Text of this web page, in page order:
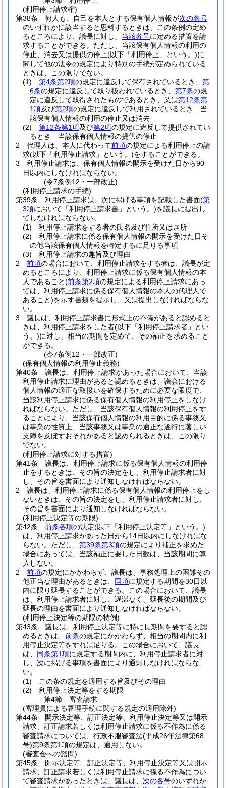
(利用停止請求権)
第38条
何人も、自己を本人とする保有個人情報が次の各号
のいずれかに該当すると思料するときは、この条例の定め
るところにより、議長に対し、 当該各号に定める措置を請
求することができる。 ただし、当該保有個人情報の利用の
停止、消去又は提供の停止(以下「利用停止」という。)に
関して他の法令の規定により特別の手続が定められている
ときは、この限りでない。
(1)
第4条第2項の規定に違反して保有されているとき、 第
6条の規定に違反して取り扱われているとき、 第7条の規
定に違反して取得されたものであるとき、又は第12条第
1項及び第2項の規定に違反して利用されているとき 当
該保有個人情報の利用の停止又は消去
(2)
第12条第1項及び第2項の規定に違反して提供されてい
るとき 当該保有個人情報の提供の停止
2
代理人は、本人に代わって前項の規定による利用停止の請
求(以下「利用停止請求」という。)をすることができる。
3
利用停止請求は、保有個人情報の開示を受けた日から90
日以内にしなければならない。
(令7条例12・一部改正)
(利用停止請求の手続)
第39条
利用停止請求は、次に掲げる事項を記載した書面(第
3項において「利用停止請求書」という。)を議長に提出し
てしなければならない。
(1)
利用停止請求をする者の氏名及び住所又は居所
(2)
利用停止請求に係る保有個人情報の開示を受けた日そ
の他当該保有個人情報を特定するに足りる事項
(3)
利用停止請求の趣旨及び理由
2
前項の場合において、利用停止請求をする者は、議長が定
めるところにより、利用停止請求に係る保有個人情報の本
人であること(前条第2項の規定による利用停止請求にあっ
ては、利用停止請求に係る保有個人情報の本人の代理人で
あること)を示す書類を提示し、又は提出しなければならな
い。
3
議長は、利用停止請求書に形式上の不備があると認めると
きは、利用停止請求をした者(以下「利用停止請求者」とい
う。)に対し、相当の期間を定めて、その補正を求めること
ができる。
(令7条例12・一部改正)
(保有個人情報の利用停止義務)
第40条
議長は、利用停止請求があった場合において、当該
利用停止請求に理由があると認めるときは、議会における
個人情報の適正な取扱いを確保するために必要な限度で、
当該利用停止請求に係る保有個人情報の利用停止をしなけ
ればならない。 ただし、当該保有個人情報の利用停止をす
ることにより、当該保有個人情報の利用目的に係る事務又
は事業の性質上、当該事務又は事業の適正な遂行に著しい
支障を及ぼすおそれがあると認められるときは、この限り
でない。
(利用停止請求に対する措置)
第41条
議長は、利用停止請求に係る保有個人情報の利用停
止をするときは、その旨の決定をし、利用停止請求者に対
し、その旨を書面により通知しなければならない。
2
議長は、利用停止請求に係る保有個人情報の利用停止をし
ないときは、その旨の決定をし、利用停止請求者に対し、
その旨を書面により通知しなければならない。
(利用停止決定等の期限)
第42条
前条各項の決定(以下「利用停止決定等」という。)
は、利用停止請求があった日から14日以内にしなければな
らない。 ただし、 第39条第3項の規定により補正を求めた
場合にあっては、当該補正に要した日数は、当該期間に算
入しない。
2
前項の規定にかかわらず、議長は、事務処理上の困難その
他正当な理由があるときは、 同項に規定する期間を30日以
内に限り延長することができる。
この場合において、議長
は、利用停止請求者に対し、遅滞なく、延長後の期間及び
延長の理由を書面により通知しなければならない。
(利用停止決定等の期限の特例)
第43条
議長は、利用停止決定等に特に長期間を要すると認
めるときは、 前条の規定にかかわらず、相当の期間内に利
用停止決定等をすれば足りる。
この場合において、議長
は、 同条第1項に規定する期間内に、利用停止請求者に対
し、次に掲げる事項を書面により通知しなければならな
い。
(1)
この条の規定を適用する旨及びその理由
(2)
利用停止決定等をする期限
第4節
審査請求
(審理員による審理手続に関する規定の適用除外)
第44条
開示決定等、訂正決定等、利用停止決定等又は開示
請求、訂正請求若しくは利用停止請求に係る不作為に係る
審査請求については、行政不服審査法(平成26年法律第68
号)第9条第1項の規定は、適用しない。
(審査会への諮問)
第45条
開示決定等、訂正決定等、利用停止決定等又は開示
請求、訂正請求若しくは利用停止請求に係る不作為につい
て審査請求があったときは、議長は、 次の各号のいずれか